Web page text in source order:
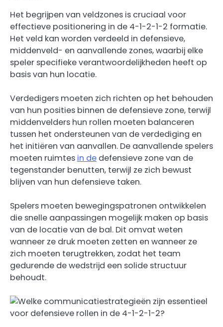
Het begrijpen van veldzones is cruciaal voor
effectieve positionering in de 4-1-2-1-2 formatie.
Het veld kan worden verdeeld in defensieve,
middenveld- en aanvallende zones, waarbij elke
speler specifieke verantwoordelijkheden heeft op
basis van hun locatie.
Verdedigers moeten zich richten op het behouden
van hun posities binnen de defensieve zone, terwijl
middenvelders hun rollen moeten balanceren
tussen het ondersteunen van de verdediging en
het initiëren van aanvallen. De aanvallende spelers
moeten ruimtes in de defensieve zone van de
tegenstander benutten, terwijl ze zich bewust
blijven van hun defensieve taken.
Spelers moeten bewegingspatronen ontwikkelen
die snelle aanpassingen mogelijk maken op basis
van de locatie van de bal. Dit omvat weten
wanneer ze druk moeten zetten en wanneer ze
zich moeten terugtrekken, zodat het team
gedurende de wedstrijd een solide structuur
behoudt.